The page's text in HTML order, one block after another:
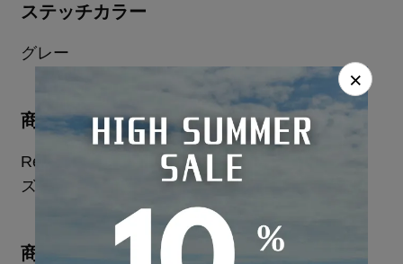
ステッチカラー
グレー
商品シリーズ
Refinad Leather Series パンチングレザーシリー
ズ
商品のご感想
×